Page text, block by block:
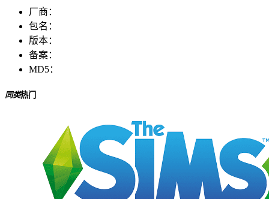
厂商：
包名：
版本：
备案：
MD5：
同类热门